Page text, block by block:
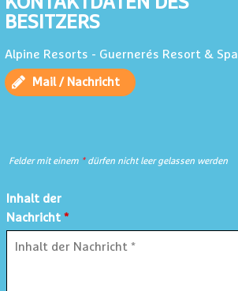
BESITZERS
Alpine Resorts - Guernerés Resort & Spa
Mail / Nachricht
Felder mit einem *dürfen nicht leer gelassen werden
Inhalt der
Nachricht *